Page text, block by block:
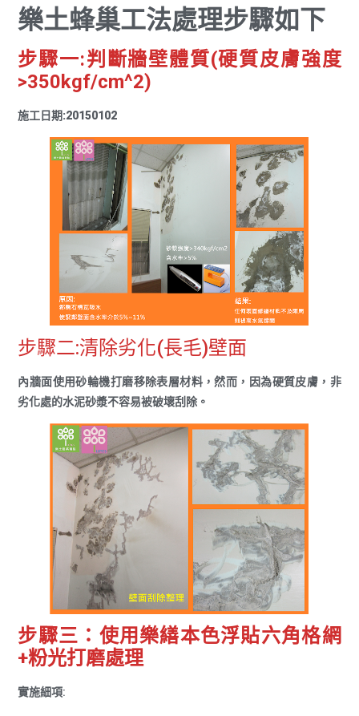
樂土蜂巢工法處理步驟如下
步驟一:判斷牆壁體質(硬質皮膚強度
>350kgf/cm^2)
施工日期:20150102
步驟二:清除劣化(長毛)壁面
內牆面使用砂輪機打磨移除表層材料，然而，因為硬質皮膚，非
劣化處的水泥砂漿不容易被破壞刮除。
步驟三：使用樂繕本色浮貼六角格網
+粉光打磨處理
實施細項: